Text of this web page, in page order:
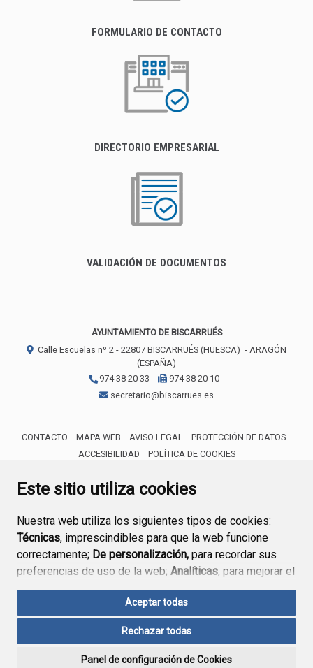
Este sitio utiliza cookies
Nuestra web utiliza los siguientes tipos de cookies:
Técnicas, imprescindibles para que la web funcione
correctamente; De personalización, para recordar sus
preferencias de uso de la web; Analíticas, para mejorar el
funcionamiento de la web y sus servicios.
Si acepta pulsando el botón“Aceptar todas”
consideramos que acepta su uso. Si pulsa el botón
Aceptar todas
Rechazar todas
Panel de configuración de Cookies
FORMULARIO DE CONTACTO
DIRECTORIO EMPRESARIAL
VALIDACIÓN DE DOCUMENTOS
AYUNTAMIENTO DE BISCARRUÉS
Calle Escuelas nº 2 - 22807 BISCARRUÉS (HUESCA) - ARAGÓN
(ESPAÑA)
974 38 20 33
974 38 20 10
secretario@biscarrues.es
CONTACTO MAPA WEB AVISO LEGAL
PROTECCIÓN DE DATOS
ACCESIBILIDAD
POLÍTICA DE COOKIES